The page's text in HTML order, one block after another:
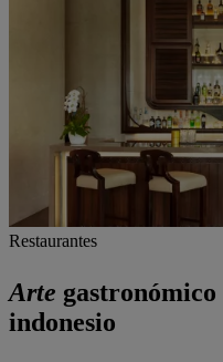
Restaurantes
Arte gastronómico
indonesio